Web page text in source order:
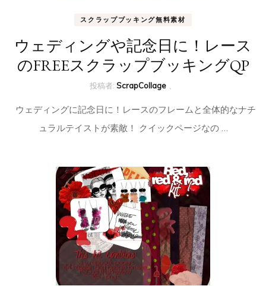
スクラップブッキング無料素材
ウェディングや記念日に！レース
のFREEスクラップブッキングQP
投稿者: ScrapCollage
ウェディングに記念日に！レースのフレームと全体的なナチ
ュラルテイストが素敵！ クイックページなの …